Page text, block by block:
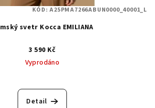
svetr Kocca EMILIANA
3 590 Kč
Vyprodáno
Detail
KÓD:A25PMA7266ABUN0000_40001_L